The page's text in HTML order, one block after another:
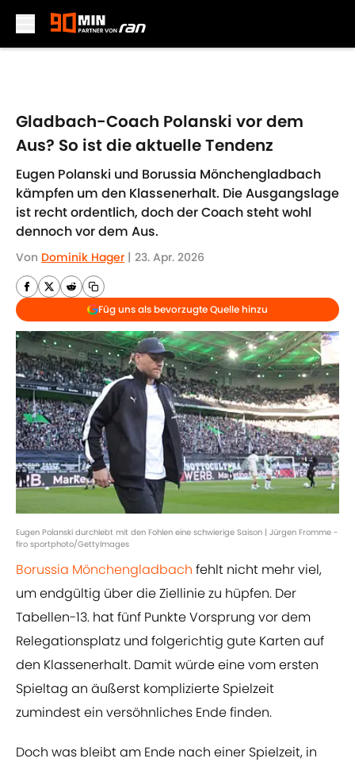
Gladbach-Coach Polanski vor dem
Aus? So ist die aktuelle Tendenz
Eugen Polanski und Borussia Mönchengladbach
kämpfen um den Klassenerhalt. Die Ausgangslage
ist recht ordentlich, doch der Coach steht wohl
dennoch vor dem Aus.
Von Dominik Hager | 23. Apr. 2026
Füg uns als bevorzugte Quelle hinzu
Eugen Polanski durchlebt mit den Fohlen eine schwierige Saison | Jürgen Fromme -
firo sportphoto/GettyImages
Borussia Mönchengladbach fehlt nicht mehr viel,
um endgültig über die Ziellinie zu hüpfen. Der
Tabellen-13. hat fünf Punkte Vorsprung vor dem
Relegationsplatz und folgerichtig gute Karten auf
den Klassenerhalt. Damit würde eine vom ersten
Spieltag an äußerst komplizierte Spielzeit
zumindest ein versöhnliches Ende finden.
Doch was bleibt am Ende nach einer Spielzeit, in